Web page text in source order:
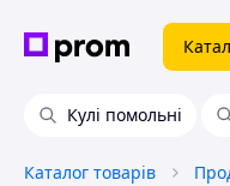
Кулі помольні
Каталог товарів